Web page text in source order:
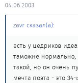
04.06.2003
zavr сказал(а):
есть у цедриков
таможне
такой, но он очень
мечта поэта - это